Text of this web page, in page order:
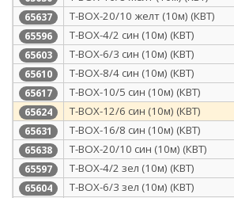
65637 Т-BOX-20/10 желт (10м) (КВТ)
65596 Т-BOX-4/2 син (10м) (КВТ)
65603 Т-BOX-6/3 син (10м) (КВТ)
65610 Т-BOX-8/4 син (10м) (КВТ)
65617 Т-BOX-10/5 син (10м) (КВТ)
65624 Т-BOX-12/6 син (10м) (КВТ)
65631 Т-BOX-16/8 син (10м) (КВТ)
65638 Т-BOX-20/10 син (10м) (КВТ)
65597 Т-BOX-4/2 зел (10м) (КВТ)
65604 Т-BOX-6/3 зел (10м) (КВТ)